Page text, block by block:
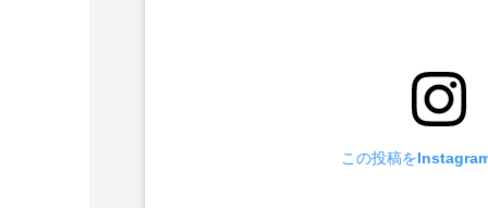
この投稿を